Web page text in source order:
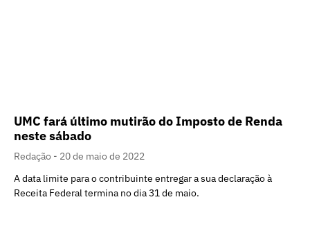
UMC fará último mutirão do Imposto de Renda
neste sábado
Redação
20 de maio de 2022
A data limite para o contribuinte entregar a sua declaração à
Receita Federal termina no dia 31 de maio.